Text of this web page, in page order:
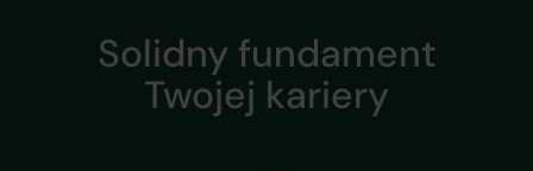
Solidny fundament
Twojej kariery